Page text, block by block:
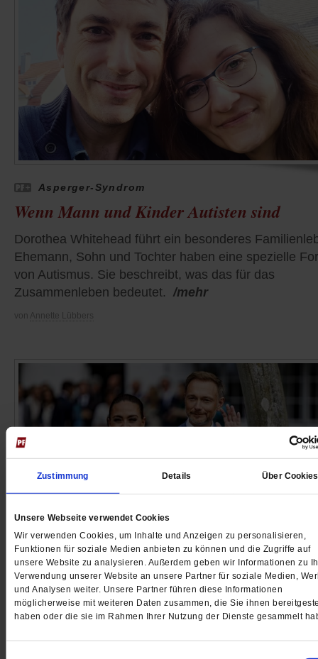
Zustimmung Details Über Cookies
Unsere Webseite verwendet Cookies
Wir verwenden Cookies, um Inhalte und Anzeigen zu personalisieren,
Funktionen für soziale Medien anbieten zu können und die Zugriffe auf
unsere Website zu analysieren. Außerdem geben wir Informationen zu
Verwendung unserer Website an unsere Partner für soziale Medien,
und Analysen weiter. Unsere Partner führen diese Informationen
möglicherweise mit weiteren Daten zusammen, die Sie ihnen
haben oder die sie im Rahmen Ihrer Nutzung der Dienste gesammelt
Asperger-Syndrom
Wenn Mann und Kinder Autisten sind
Dorothea Whitehead führt ein besonderes
Ehemann, Sohn und Tochter haben eine spezielle
von Autismus. Sie beschreibt, was das für das
Zusammenleben bedeutet. /mehr
von Annette Lübbers
Der letzte Brief (Vorsicht Satire!)
Sloterdijk, Precht und Flaßpöhler
jede Hochzeit auf
Finanzminister Christian Lindner hat auf Sylt
Wie auch Ihr Hochzeitstag zum Ereignis werden